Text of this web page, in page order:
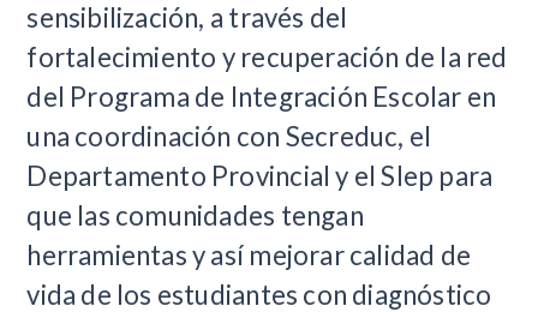
sensibilización, a través del
fortalecimiento y recuperación de la red
del Programa de Integración Escolar en
una coordinación con Secreduc, el
Departamento Provincial y el Slep para
que las comunidades tengan
herramientas y así mejorar calidad de
vida de los estudiantes con diagnóstico